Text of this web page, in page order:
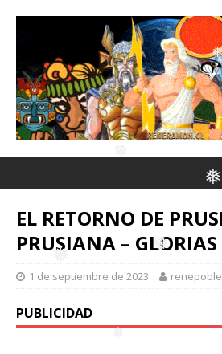
❅
❅
❅
EL RETORNO DE
PRUSIANA –
1 de septiembre de 2023
PUBLICIDAD